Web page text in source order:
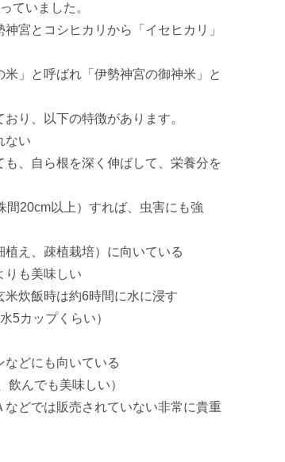
ていました。
宮とコシヒカリから「イセヒカリ」
」と呼ばれ「伊勢神宮の御神米」と
り、以下の特徴があります。
ない
も、自ら根を深く伸ばして、栄養分を
間20cm以上）すれば、虫害にも強
植え、疎植栽培）に向いている
りも美味しい
米炊飯時は約6時間に水に浸す
5カップくらい）
などにも向いている
飲んでも美味しい）
などでは販売されていない非常に貴重